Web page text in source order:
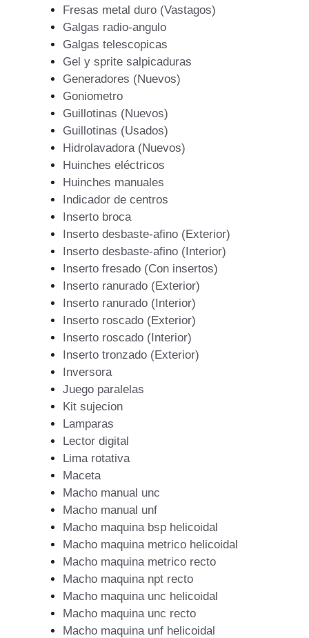
Fresas metal duro (Vastagos)
Galgas radio-angulo
Galgas telescopicas
Gel y sprite salpicaduras
Generadores (Nuevos)
Goniometro
Guillotinas (Nuevos)
Guillotinas (Usados)
Hidrolavadora (Nuevos)
Huinches eléctricos
Huinches manuales
Indicador de centros
Inserto broca
Inserto desbaste-afino (Exterior)
Inserto desbaste-afino (Interior)
Inserto fresado (Con insertos)
Inserto ranurado (Exterior)
Inserto ranurado (Interior)
Inserto roscado (Exterior)
Inserto roscado (Interior)
Inserto tronzado (Exterior)
Inversora
Juego paralelas
Kit sujecion
Lamparas
Lector digital
Lima rotativa
Maceta
Macho manual unc
Macho manual unf
Macho maquina bsp helicoidal
Macho maquina metrico helicoidal
Macho maquina metrico recto
Macho maquina npt recto
Macho maquina unc helicoidal
Macho maquina unc recto
Macho maquina unf helicoidal